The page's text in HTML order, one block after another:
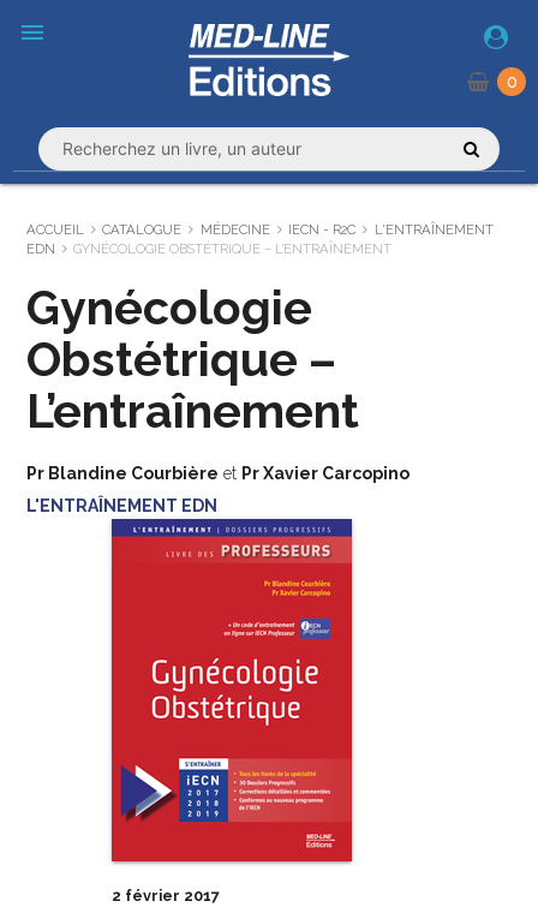
menu
0
ACCUEIL CATALOGUE MÉDECINE IECN - R2C
L'ENTRAÎNEMENT
EDN
GYNÉCOLOGIE OBSTÉTRIQUE – L’ENTRAÎNEMENT
Gynécologie
Obstétrique –
L’entraînement
Pr Blandine Courbière et Pr Xavier Carcopino
L'ENTRAÎNEMENT EDN
2 février 2017